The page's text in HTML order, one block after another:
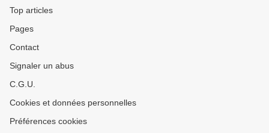
Top articles
Pages
Contact
Signaler un abus
C.G.U.
Cookies et données personnelles
Préférences cookies